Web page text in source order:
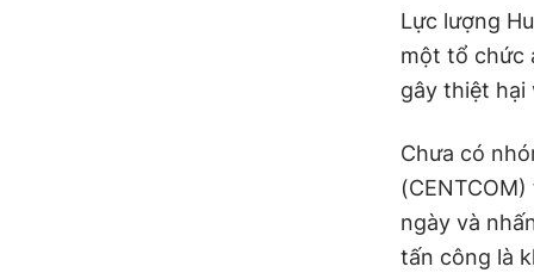
Lực lượng
một tổ chức
gây thiệt hại
Chưa có
ngày và
tấn công là